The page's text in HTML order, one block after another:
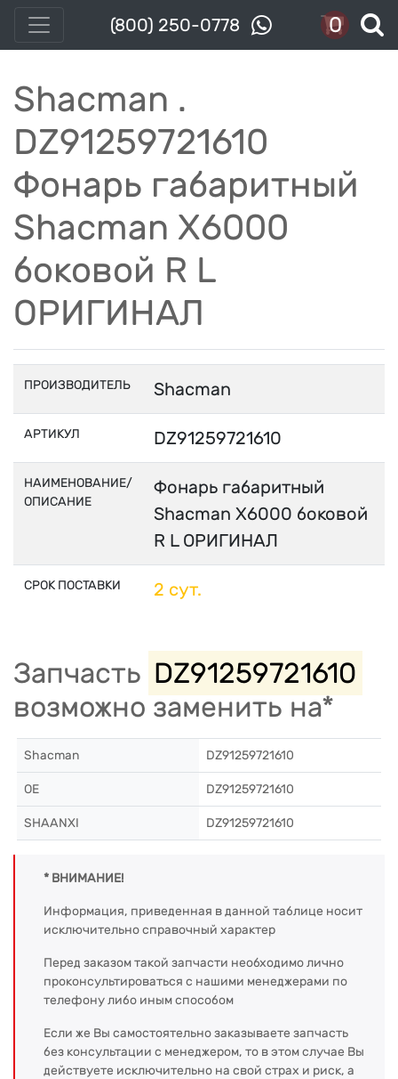
(800) 250-0778 0
Shacman .
DZ91259721610
Фонарь габаритный
Shacman X6000
боковой R L
ОРИГИНАЛ
ПРОИЗВОДИТЕЛЬ Shacman
АРТИКУЛ DZ91259721610
НАИМЕНОВАНИЕ/
ОПИСАНИЕ
Фонарь габаритный
Shacman X6000 боковой
R L ОРИГИНАЛ
СРОК ПОСТАВКИ 2 сут.
Запчасть DZ91259721610
возможно заменить на*
Shacman DZ91259721610
OE DZ91259721610
SHAANXI DZ91259721610
* ВНИМАНИЕ!
Информация, приведенная в данной таблице носит
исключительно справочный характер
Перед заказом такой запчасти необходимо лично
проконсультироваться с нашими менеджерами по
телефону либо иным способом
Если же Вы самостоятельно заказываете запчасть
без консультации с менеджером, то в этом случае Вы
действуете исключительно на свой страх и риск, а